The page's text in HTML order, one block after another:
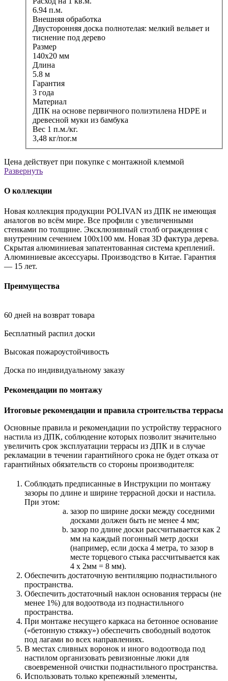
6.94 п.м.
Внешняя обработка
Двусторонняя доска полнотелая: мелкий вельвет и
тиснение под дерево
Размер
140x20 мм
Длина
5.8 м
Гарантия
3 года
Материал
ДПК на основе первичного полиэтилена HDPE и
древесной муки из бамбука
Вес 1 п.м./кг.
3,48 кг/пог.м
Цена действует при покупке с монтажной клеммой
Развернуть
О коллекции
Новая коллекция продукции POLIVAN из ДПК не имеющая
аналогов во всём мире. Все профили с увеличенными
стенками по толщине. Эксклюзивный столб ограждения с
внутренним сечением 100х100 мм. Новая 3D фактура дерева.
Скрытая алюминиевая запатентованная система креплений.
Алюминиевые аксессуары. Производство в Китае. Гарантия
— 15 лет.
Преимущества
60 дней на возврат товара
Бесплатный распил доски
Высокая пожароустойчивость
Доска по индивидуальному заказу
Рекомендации по монтажу
Итоговые рекомендации и правила строительства террасы
Основные правила и рекомендации по устройству террасного
настила из ДПК, соблюдение которых позволит значительно
увеличить срок эксплуатации террасы из ДПК и в случае
рекламации в течении гарантийного срока не будет отказа от
гарантийных обязательств со стороны производителя:
Соблюдать предписанные в Инструкции по монтажу
зазоры по длине и ширине террасной доски и настила.
При этом:
зазор по ширине доски между соседними
досками должен быть не менее 4 мм;
зазор по длине доски рассчитывается как 2
мм на каждый погонный метр доски
(например, если доска 4 метра, то зазор в
месте торцевого стыка рассчитывается как
4 х 2мм = 8 мм).
Обеспечить достаточную вентиляцию поднастильного
пространства.
Обеспечить достаточный наклон основания террасы (не
менее 1%) для водоотвода из поднастильного
пространства.
При монтаже несущего каркаса на бетонное основание
(«бетонную стяжку») обеспечить свободный водоток
под лагами во всех направлениях.
В местах сливных воронок и иного водоотвода под
настилом организовать ревизионные люки для
своевременной очистки поднастильного пространства.
Использовать только крепежный элементы,